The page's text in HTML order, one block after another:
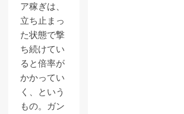
ア稼ぎは、
立ち止まっ
た状態で撃
ち続けてい
ると倍率が
かかってい
く、という
もの。ガン